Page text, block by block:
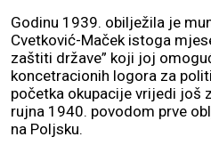
Godinu 1939. obilježila je
Cvetković-Maček istoga
zaštiti države” koji joj
koncetracionih logora za
početka okupacije vrijedi još
rujna 1940. povodom prve
na Poljsku.